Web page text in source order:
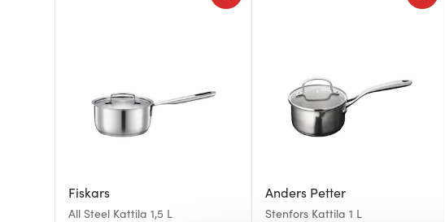
Fiskars
All Steel Kattila 1,5 L
Anders Petter
Stenfors Kattila 1 L